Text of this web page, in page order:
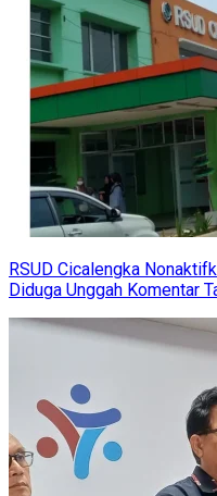
RSUD Cicalengka
Diduga Unggah Komentar